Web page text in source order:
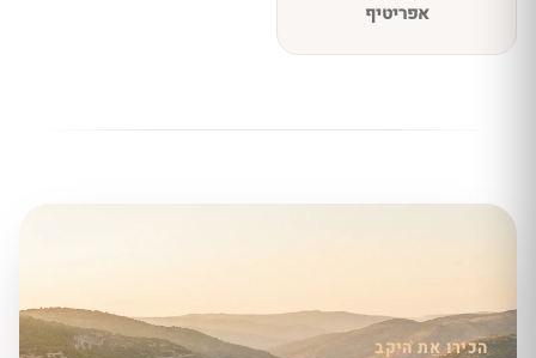
אפריטיף
הכירו את היקב